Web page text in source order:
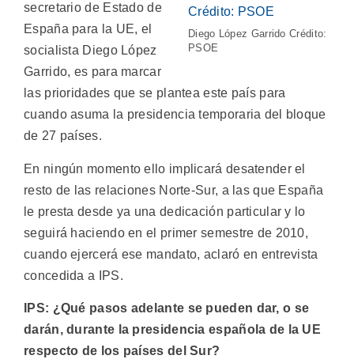
Diego López Garrido Crédito:
PSOE
secretario de Estado de
España para la UE, el
socialista Diego López
Garrido, es para marcar
las prioridades que se plantea este país para
cuando asuma la presidencia temporaria del bloque
de 27 países.
En ningún momento ello implicará desatender el
resto de las relaciones Norte-Sur, a las que España
le presta desde ya una dedicación particular y lo
seguirá haciendo en el primer semestre de 2010,
cuando ejercerá ese mandato, aclaró en entrevista
concedida a IPS.
IPS: ¿Qué pasos adelante se pueden dar, o se
darán, durante la presidencia española de la UE
respecto de los países del Sur?